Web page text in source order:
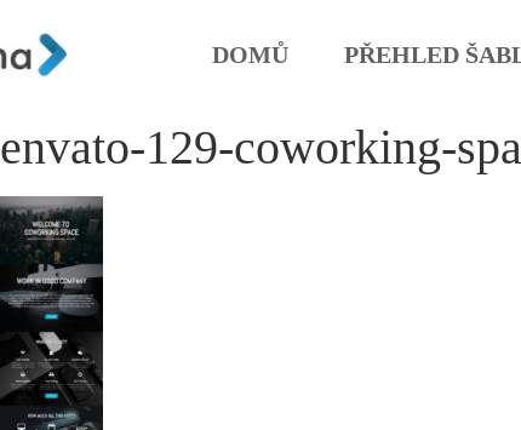
DOMŮ PŘEHLED
envato-129-coworking-